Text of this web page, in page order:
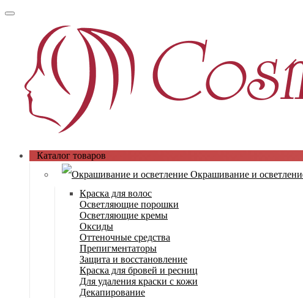
Каталог товаров
Окрашивание и
Краска для волос
Осветляющие порошки
Осветляющие кремы
Оксиды
Оттеночные средства
Препигментаторы
Защита и восстановление
Краска для бровей и ресниц
Для удаления краски с кожи
Декапирование